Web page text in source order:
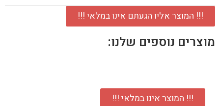
!!! המוצר אליו הגעתם אינו במלאי !!!
מוצרים נוספים שלנו:
!!! המוצר אינו במלאי !!!